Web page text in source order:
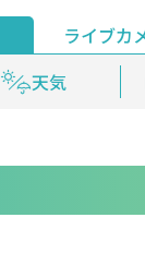
新着
天気
ライブカ
見逃し配信